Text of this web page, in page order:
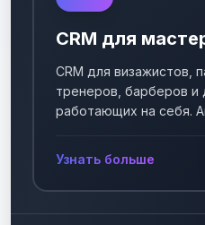
CRM для
CRM для визажистов,
тренеров, барберов и
работающих на себя.
Узнать больше